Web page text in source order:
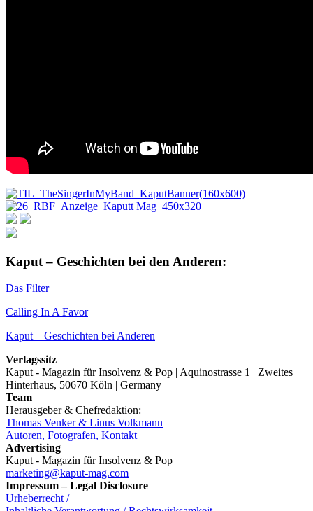
Kaput – Geschichten bei den Anderen:
Das Filter
Calling In A Favor
Kaput – Geschichten bei Anderen
Verlagssitz
Kaput - Magazin für Insolvenz & Pop | Aquinostrasse 1 | Zweites
Hinterhaus, 50670 Köln | Germany
Team
Herausgeber & Chefredaktion:
Thomas Venker & Linus Volkmann
Autoren, Fotografen, Kontakt
Advertising
Kaput - Magazin für Insolvenz & Pop
marketing@kaput-mag.com
Impressum – Legal Disclosure
Urheberrecht /